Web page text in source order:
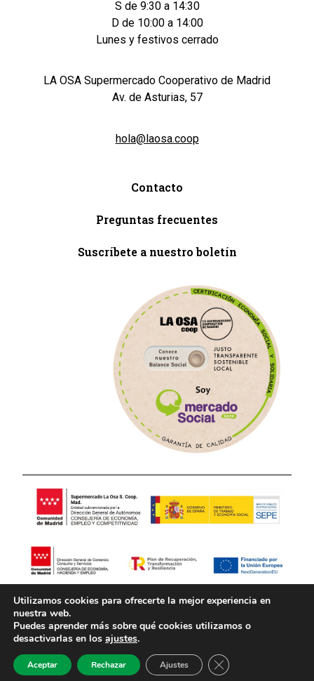
S de 9:30 a 14:30
D de 10:00 a 14:00
Lunes y festivos cerrado
LA OSA Supermercado Cooperativo de Madrid
Av. de Asturias, 57
hola@laosa.coop
Contacto
Preguntas frecuentes
Suscríbete a nuestro boletín
Aviso Legal Política de Privacidad
Política de Cookies
Desarrollado por
Utilizamos cookies para ofrecerte la mejor experiencia en
nuestra web.
Puedes aprender más sobre qué cookies utilizamos o
desactivarlas en los ajustes.
Aceptar Rechazar Ajustes Cerrar el banner de